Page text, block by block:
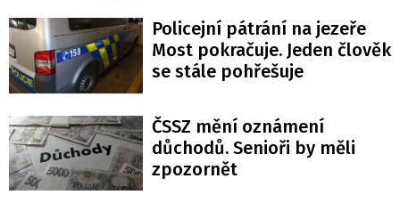
Policejní pátrání na jezeře
Most pokračuje. Jeden člověk
se stále pohřešuje
ČSSZ mění oznámení
důchodů. Senioři by měli
zpozornět